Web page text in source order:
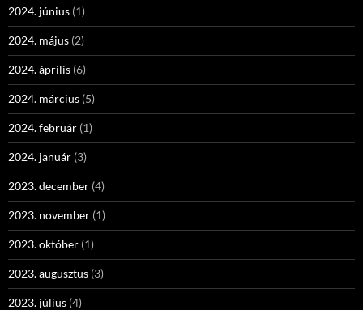
2024. június (1)
2024. május (2)
2024. április (6)
2024. március (5)
2024. február (1)
2024. január (3)
2023. december (4)
2023. november (1)
2023. október (1)
2023. augusztus (3)
2023. július (4)